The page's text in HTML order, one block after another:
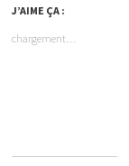
J’AIME ÇA :
chargement…